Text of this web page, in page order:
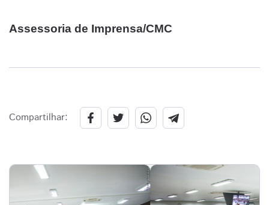
Assessoria de Imprensa/CMC
Compartilhar: